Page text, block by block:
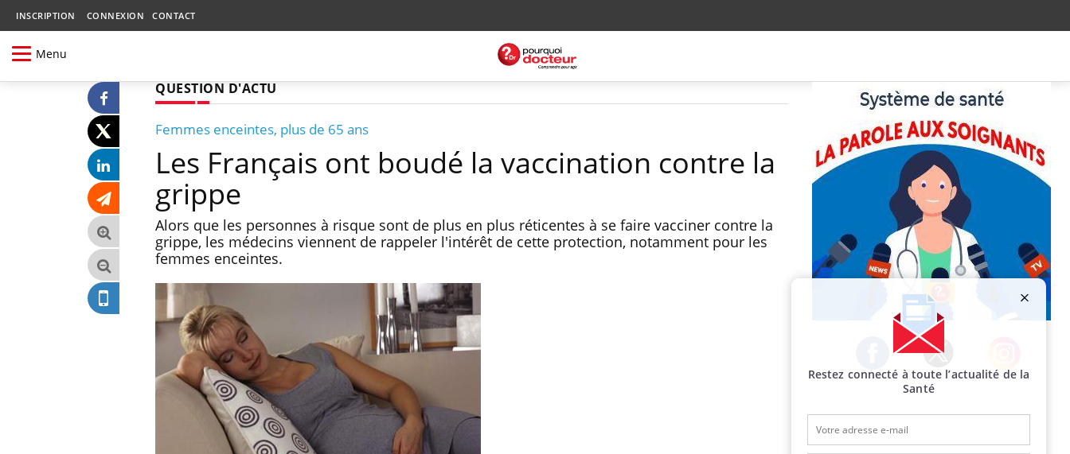
INSCRIPTION CONNEXION CONTACT
Menu
QUESTION D'ACTU
Femmes enceintes, plus de 65 ans
Les Français ont boudé la vaccination contre la
grippe
Alors que les personnes à risque sont de plus en plus réticentes à se faire vacciner contre la
grippe, les médecins viennent de rappeler l'intérêt de cette protection, notamment pour les
femmes enceintes.
Facebook Twitter Instagram
Restez connecté à toute l’actualité de la
Santé